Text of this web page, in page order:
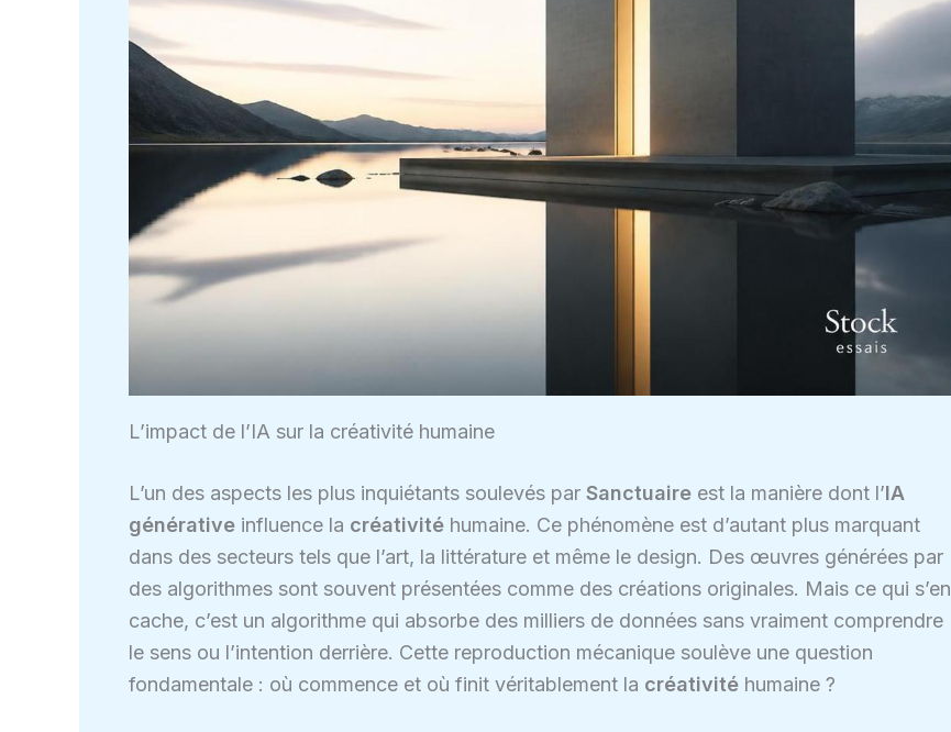
L’impact de l’IA sur la créativité humaine
L’un des aspects les plus inquiétants soulevés par Sanctuaire est la manière dont l’IA
générative influence la créativité humaine. Ce phénomène est d’autant plus marquant
dans des secteurs tels que l’art, la littérature et même le design. Des œuvres générées par
des algorithmes sont souvent présentées comme des créations originales. Mais ce qui s’en
cache, c’est un algorithme qui absorbe des milliers de données sans vraiment comprendre
le sens ou l’intention derrière. Cette reproduction mécanique soulève une question
fondamentale : où commence et où finit véritablement la créativité humaine ?